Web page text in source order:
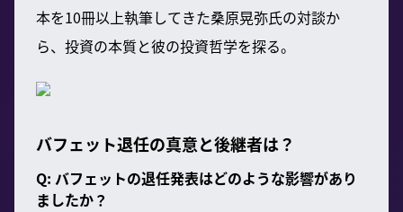
本を10冊以上執筆してきた桑原晃弥氏の対談か
ら、投資の本質と彼の投資哲学を探る。
バフェット退任の真意と後継者は？
Q: バフェットの退任発表はどのような影響があり
ましたか？